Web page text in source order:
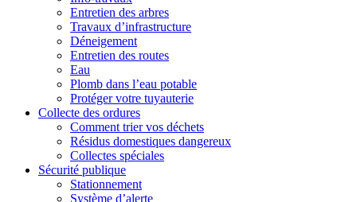
Entretien des arbres
Travaux d’infrastructure
Déneigement
Entretien des routes
Eau
Plomb dans l’eau potable
Protéger votre tuyauterie
Collecte des ordures
Comment trier vos déchets
Résidus domestiques dangereux
Collectes spéciales
Sécurité publique
Stationnement
Système d’alerte